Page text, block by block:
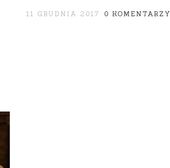
11 GRUDNIA 2017 0 KOMENTARZY